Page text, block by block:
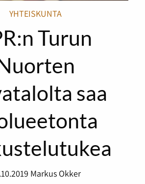
YHTEISKUNTA
Turun
saa
Markus Okker